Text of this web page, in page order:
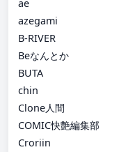
ae
azegami
B-RIVER
Beなんとか
BUTA
chin
Clone人間
COMIC快艶編集部
Croriin